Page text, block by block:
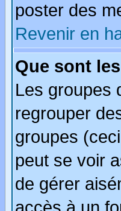
poster des
Revenir en
Que sont
Les groupes
regrouper
groupes
peut se voir
de gérer